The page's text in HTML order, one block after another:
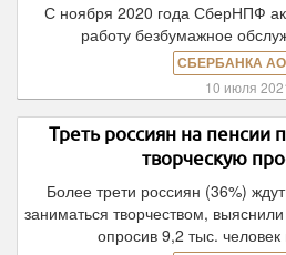
С ноября 2020 года СберНПФ
работу безбумажное
СБЕРБАНКА
10 июля
Треть россиян на пенсии
творческую
Более трети россиян (36%)
заниматься творчеством,
опросив 9,2 тыс. человек